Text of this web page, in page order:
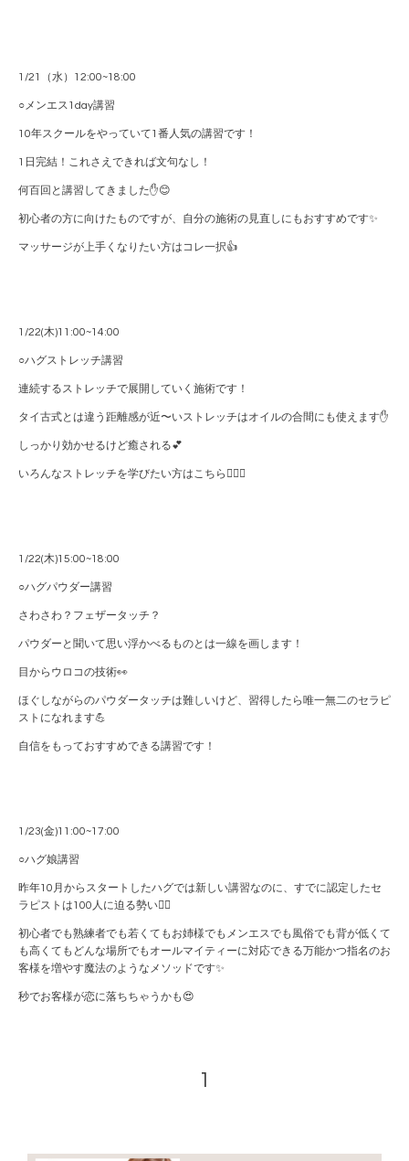
1/21（水）12:00~18:00
○メンエス1day講習
10年スクールをやっていて1番人気の講習です！
1日完結！これさえできれば文句なし！
何百回と講習してきました✋😊
初心者の方に向けたものですが、自分の施術の見直しにもおすすめです✨
マッサージが上手くなりたい方はコレ一択👍
1/22(木)11:00~14:00
○ハグストレッチ講習
連続するストレッチで展開していく施術です！
タイ古式とは違う距離感が近〜いストレッチはオイルの合間にも使えます✋
しっかり効かせるけど癒される💕
いろんなストレッチを学びたい方はこちら💁🏼‍♀️
1/22(木)15:00~18:00
○ハグパウダー講習
さわさわ？フェザータッチ？
パウダーと聞いて思い浮かべるものとは一線を画します！
目からウロコの技術👀
ほぐしながらのパウダータッチは難しいけど、習得したら唯一無二のセラピ
ストになれます💪
自信をもっておすすめできる講習です！
1/23(金)11:00~17:00
○ハグ娘講習
昨年10月からスタートしたハグでは新しい講習なのに、すでに認定したセ
ラピストは100人に迫る勢い❤️‍🔥
初心者でも熟練者でも若くてもお姉様でもメンエスでも風俗でも背が低くて
も高くてもどんな場所でもオールマイティーに対応できる万能かつ指名のお
客様を増やす魔法のようなメソッドです✨
秒でお客様が恋に落ちちゃうかも😍
1